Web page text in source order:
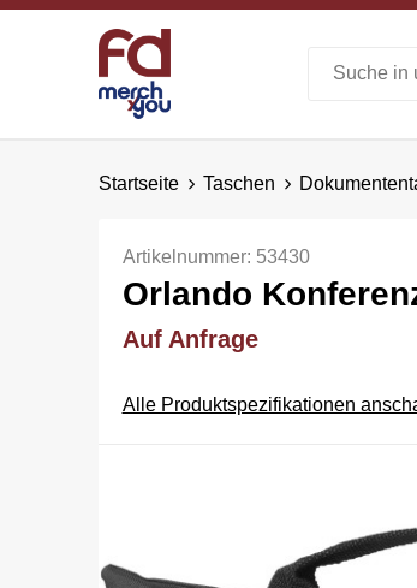
Startseite Taschen
Artikelnummer: 53430
Orlando
Auf Anfrage
Alle Produktspezifikationen